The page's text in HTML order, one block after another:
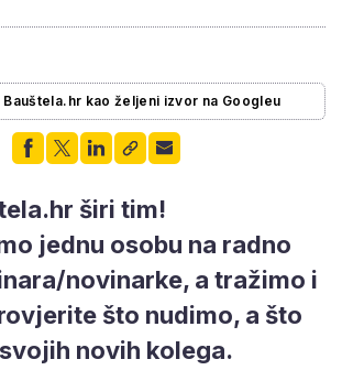
Bauštela.hr kao željeni izvor na Googleu
širi tim!
jednu osobu na radno
novinarke, a tražimo i
što nudimo, a što
novih kolega.